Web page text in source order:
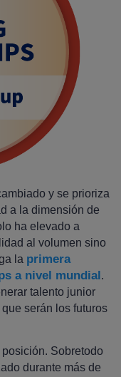
y se prioriza
a la dimensión de
ha elevado a
al volumen sino
la primera
a nivel mundial.
talento junior
serán los futuros
Sobretodo
durante más de